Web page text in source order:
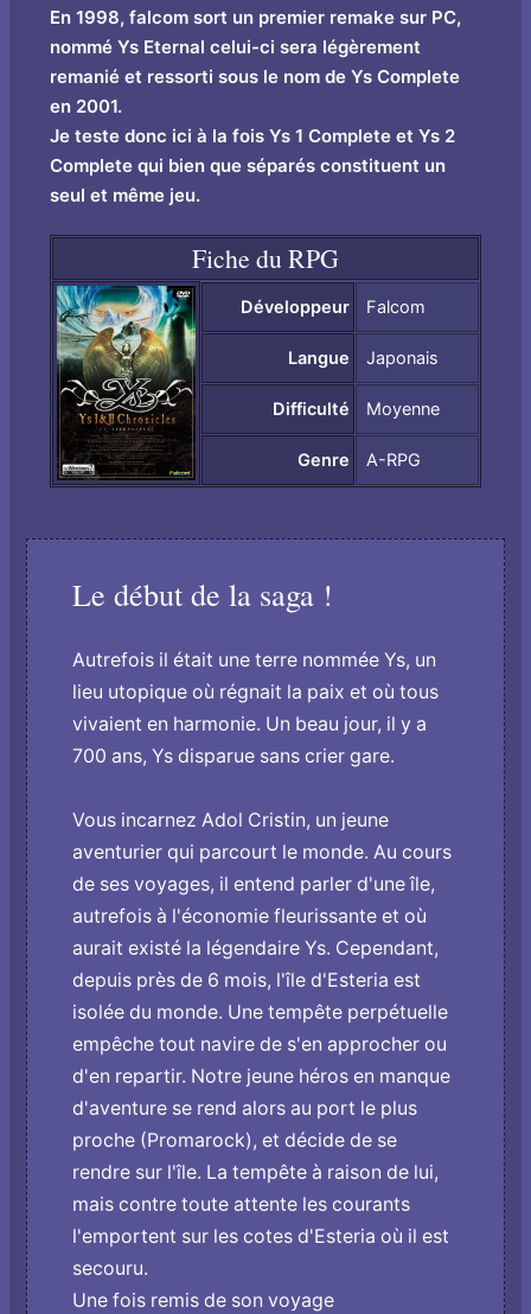
En 1998, falcom sort un premier remake sur PC,
nommé Ys Eternal celui-ci sera légèrement
remanié et ressorti sous le nom de Ys Complete
en 2001.
Je teste donc ici à la fois Ys 1 Complete et Ys 2
Complete qui bien que séparés constituent un
seul et même jeu.
Fiche du RPG
Développeur Falcom
Langue Japonais
Difficulté Moyenne
Genre A-RPG
Le début de la saga !
Autrefois il était une terre nommée Ys, un
lieu utopique où régnait la paix et où tous
vivaient en harmonie. Un beau jour, il y a
700 ans, Ys disparue sans crier gare.
Vous incarnez Adol Cristin, un jeune
aventurier qui parcourt le monde. Au cours
de ses voyages, il entend parler d'une île,
autrefois à l'économie fleurissante et où
aurait existé la légendaire Ys. Cependant,
depuis près de 6 mois, l'île d'Esteria est
isolée du monde. Une tempête perpétuelle
empêche tout navire de s'en approcher ou
d'en repartir. Notre jeune héros en manque
d'aventure se rend alors au port le plus
proche (Promarock), et décide de se
rendre sur l'île. La tempête à raison de lui,
mais contre toute attente les courants
l'emportent sur les cotes d'Esteria où il est
secouru.
Une fois remis de son voyage